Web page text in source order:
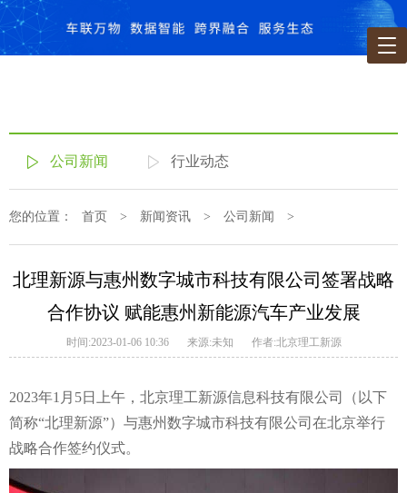
公司新闻 行业动态
您的位置： 首页 > 新闻资讯 > 公司新闻 >
北理新源与惠州数字城市科技有限公司签署战略
合作协议 赋能惠州新能源汽车产业发展
时间:2023-01-06 10:36 来源:未知 作者:北京理工新源
2023年1月5日上午，北京理工新源信息科技有限公司（以下
简称“北理新源”）与惠州数字城市科技有限公司在北京举行
战略合作签约仪式。